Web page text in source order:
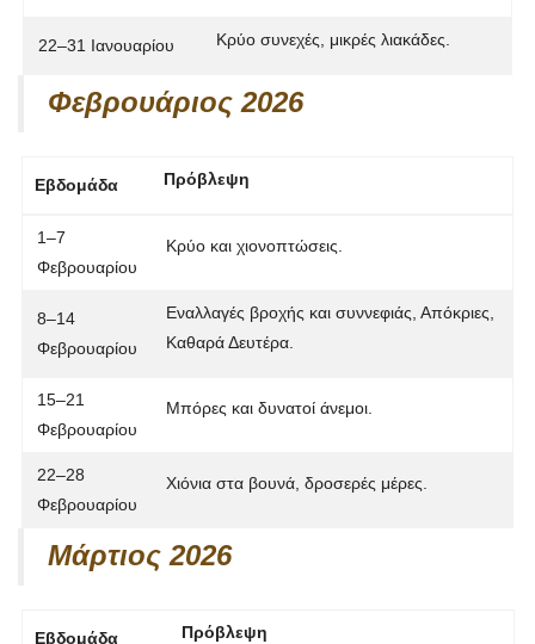
22–31 Ιανουαρίου Κρύο συνεχές, μικρές λιακάδες.
Φεβρουάριος 2026
Εβδομάδα Πρόβλεψη
1–7
Φεβρουαρίου
Κρύο και χιονοπτώσεις.
8–14
Φεβρουαρίου
Εναλλαγές βροχής και συννεφιάς, Απόκριες,
Καθαρά Δευτέρα.
15–21
Φεβρουαρίου
Μπόρες και δυνατοί άνεμοι.
22–28
Φεβρουαρίου
Χιόνια στα βουνά, δροσερές μέρες.
Μάρτιος 2026
Εβδομάδα Πρόβλεψη